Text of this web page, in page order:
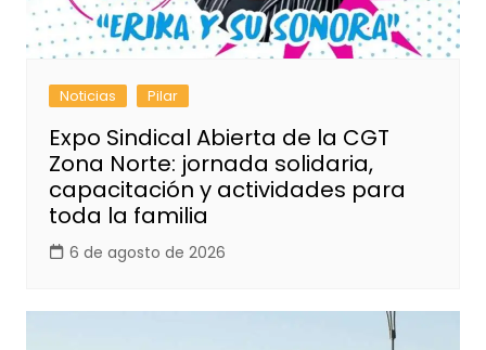
Noticias Pilar
Expo Sindical Abierta de la CGT
Zona Norte: jornada solidaria,
capacitación y actividades para
toda la familia
6 de agosto de 2026